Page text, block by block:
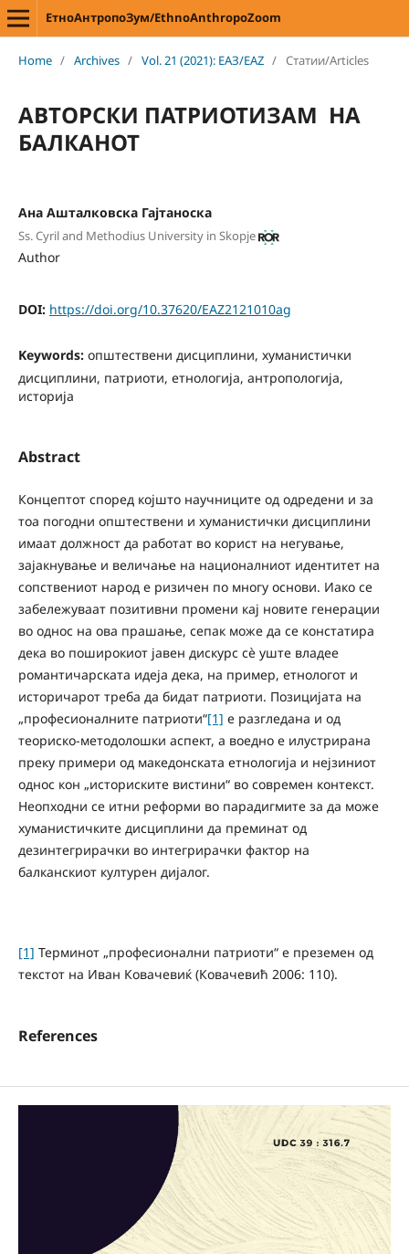
ЕтноАнтропоЗум/EthnoAnthropoZoom
Home / Archives / Vol. 21 (2021): ЕАЗ/EAZ / Статии/Articles
АВТОРСКИ ПАТРИОТИЗАМ НА
БАЛКАНОТ
Ана Ашталковска Гајтаноска
Ss. Cyril and Methodius University in Skopje
Author
DOI: https://doi.org/10.37620/EAZ2121010ag
Keywords: општествени дисциплини, хуманистички
дисциплини, патриоти, етнологија, антропологија,
историја
Abstract
Концептот според којшто научниците од одредени и за
тоа погодни општествени и хуманистички дисциплини
имаат должност да работат во корист на негување,
зајакнување и величање на националниот идентитет на
сопствениот народ е ризичен по многу основи. Иако се
забележуваат позитивни промени кај новите генерации
во однос на ова прашање, сепак може да се констатира
дека во поширокиот јавен дискурс сè уште владее
романтичарската идеја дека, на пример, етнологот и
историчарот треба да бидат патриоти. Позицијата на
„професионалните патриоти“[1] е разгледана и од
теориско-методолошки аспект, а воедно е илустрирана
преку примери од македонската етнологија и нејзиниот
однос кон „историските вистини“ во современ контекст.
Неопходни се итни реформи во парадигмите за да може
хуманистичките дисциплини да преминат од
дезинтегрирачки во интегрирачки фактор на
балканскиот културен дијалог.
[1] Терминот „професионални патриоти“ е преземен од
текстот на Иван Ковачевиќ (Ковачевић 2006: 110).
References